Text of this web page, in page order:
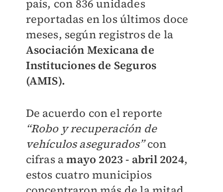
país, con 836 unidades
reportadas en los últimos doce
meses, según registros de la
Asociación Mexicana de
Instituciones de Seguros
(AMIS).
De acuerdo con el reporte
“Robo y recuperación de
vehículos asegurados”con
cifras amayo 2023 - abril 2024,
estos cuatro municipios